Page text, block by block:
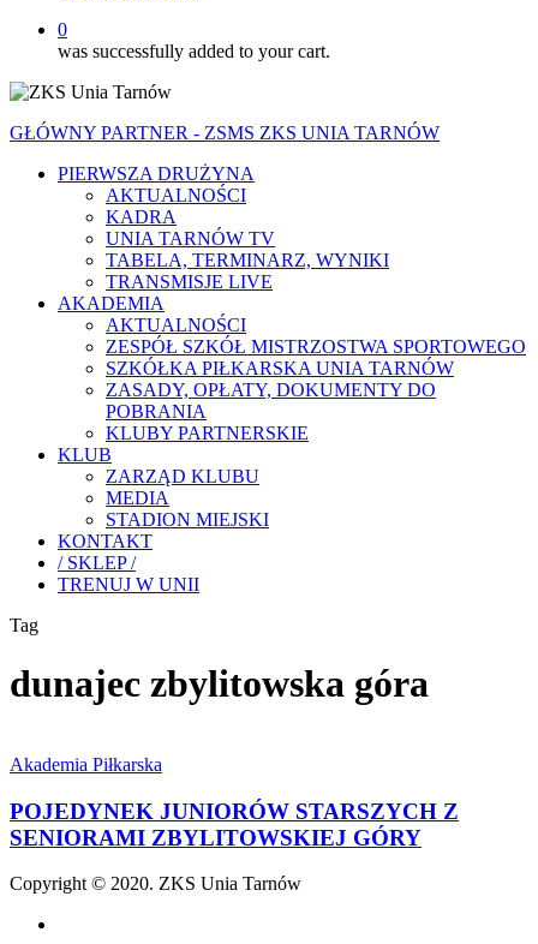
0
was successfully added to your cart.
GŁÓWNY PARTNER - ZSMS ZKS UNIA TARNÓW
PIERWSZA DRUŻYNA
AKTUALNOŚCI
KADRA
UNIA TARNÓW TV
TABELA, TERMINARZ, WYNIKI
TRANSMISJE LIVE
AKADEMIA
AKTUALNOŚCI
ZESPÓŁ SZKÓŁ MISTRZOSTWA SPORTOWEGO
SZKÓŁKA PIŁKARSKA UNIA TARNÓW
ZASADY, OPŁATY, DOKUMENTY DO
POBRANIA
KLUBY PARTNERSKIE
KLUB
ZARZĄD KLUBU
MEDIA
STADION MIEJSKI
KONTAKT
/ SKLEP /
TRENUJ W UNII
Tag
dunajec zbylitowska góra
JUNIORÓW
Z
SENIORAMI
ZBYLITOWSKIEJ
Akademia Piłkarska
POJEDYNEK JUNIORÓW STARSZYCH Z
SENIORAMI ZBYLITOWSKIEJ GÓRY
Copyright © 2020. ZKS Unia Tarnów